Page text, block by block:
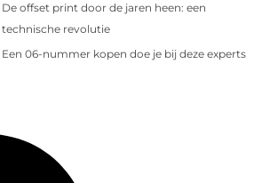
De offset print door de jaren heen: een
technische revolutie
Een 06-nummer kopen doe je bij deze experts